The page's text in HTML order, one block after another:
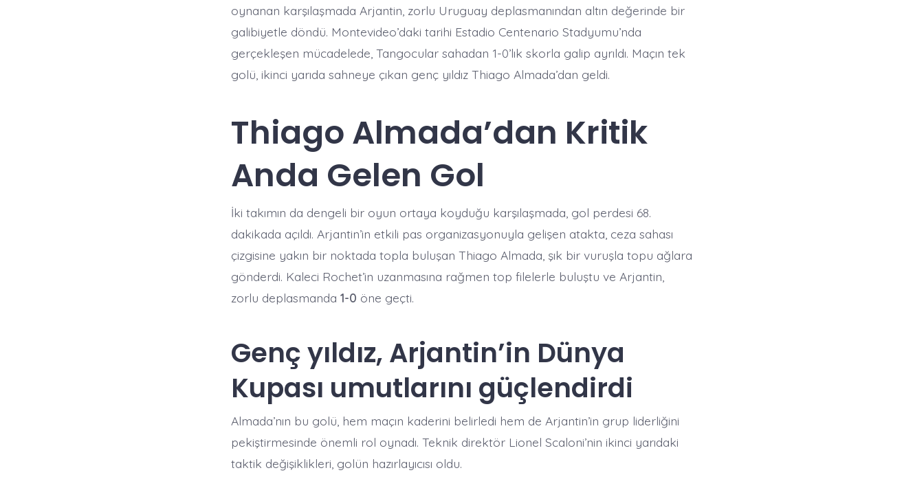
oynanan karşılaşmada Arjantin, zorlu Uruguay deplasmanından altın değerinde bir
galibiyetle döndü. Montevideo’daki tarihi Estadio Centenario Stadyumu’nda
gerçekleşen mücadelede, Tangocular sahadan 1-0’lık skorla galip ayrıldı. Maçın tek
golü, ikinci yarıda sahneye çıkan genç yıldız Thiago Almada’dan geldi.
Thiago Almada’dan Kritik
Anda Gelen Gol
İki takımın da dengeli bir oyun ortaya koyduğu karşılaşmada, gol perdesi 68.
dakikada açıldı. Arjantin’in etkili pas organizasyonuyla gelişen atakta, ceza sahası
çizgisine yakın bir noktada topla buluşan Thiago Almada, şık bir vuruşla topu ağlara
gönderdi. Kaleci Rochet’in uzanmasına rağmen top filelerle buluştu ve Arjantin,
zorlu deplasmanda 1-0 öne geçti.
Genç yıldız, Arjantin’in Dünya
Kupası umutlarını güçlendirdi
Almada’nın bu golü, hem maçın kaderini belirledi hem de Arjantin’in grup liderliğini
pekiştirmesinde önemli rol oynadı. Teknik direktör Lionel Scaloni’nin ikinci yarıdaki
taktik değişiklikleri, golün hazırlayıcısı oldu.